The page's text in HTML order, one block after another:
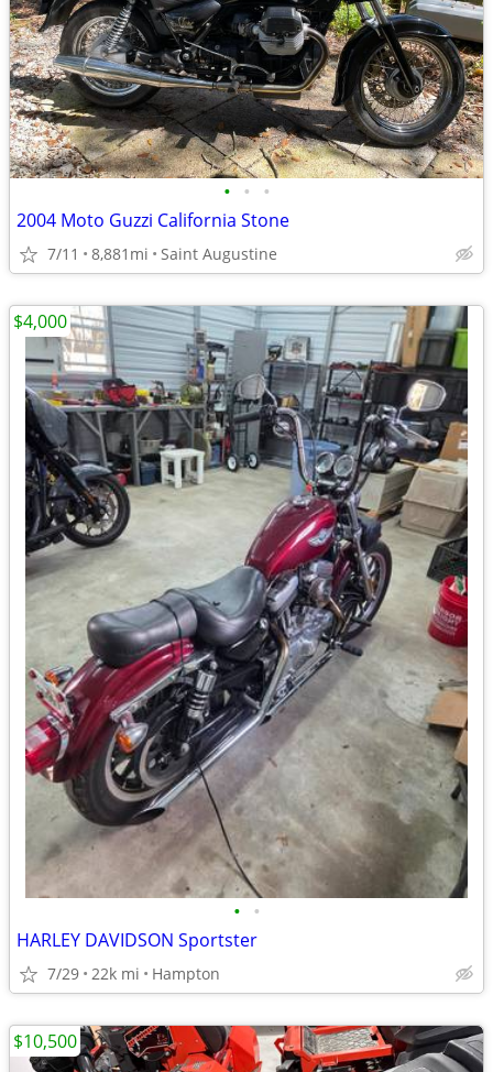
• • •
2004 Moto Guzzi California Stone
7/11 8,881mi Saint Augustine
• •
HARLEY DAVIDSON Sportster
7/29 22k mi Hampton
$4,000
$10,500